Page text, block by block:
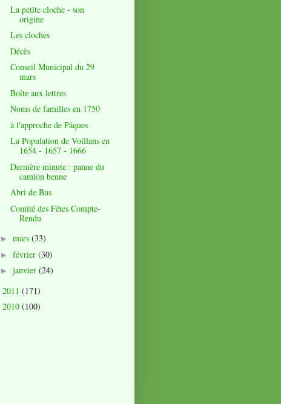
La petite cloche - son
origine
Les cloches
Décès
Conseil Municipal du 29
mars
Boîte aux lettres
Noms de familles en 1750
à l'approche de Pâques
La Population de Voillans en
1654 - 1657 - 1666
Dernière minute : panne du
camion benne
Abri de Bus
Comité des Fêtes Compte-
Rendu
► mars (33)
► février (30)
► janvier (24)
2011 (171)
2010 (100)